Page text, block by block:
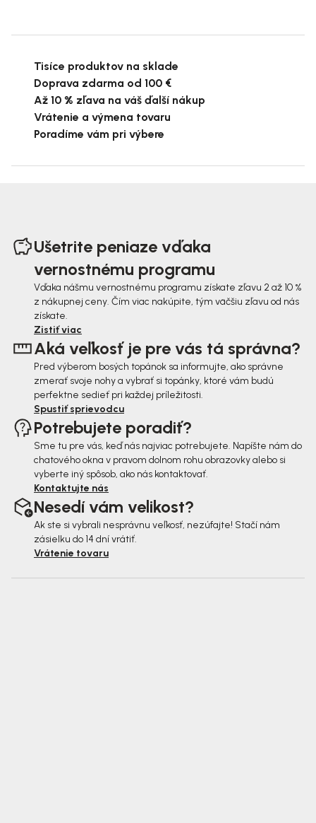
Tisíce produktov na sklade
Doprava zdarma od 100 €
Až 10 % zľava na váš ďalší nákup
Vrátenie a výmena tovaru
Poradíme vám pri výbere
Ušetrite peniaze vďaka
vernostnému programu
Vďaka nášmu vernostnému programu získate zľavu 2 až 10 %
z nákupnej ceny. Čím viac nakúpite, tým väčšiu zľavu od nás
získate.
Zistiť viac
Aká veľkosť je pre vás tá správna?
Pred výberom bosých topánok sa informujte, ako správne
zmerať svoje nohy a vybrať si topánky, ktoré vám budú
perfektne sedieť pri každej príležitosti.
Spustiť sprievodcu
Potrebujete poradiť?
Sme tu pre vás, keď nás najviac potrebujete. Napíšte nám do
chatového okna v pravom dolnom rohu obrazovky alebo si
vyberte iný spôsob, ako nás kontaktovať.
Kontaktujte nás
Nesedí vám velikost?
Ak ste si vybrali nesprávnu veľkosť, nezúfajte! Stačí nám
zásielku do 14 dní vrátiť.
Vrátenie tovaru